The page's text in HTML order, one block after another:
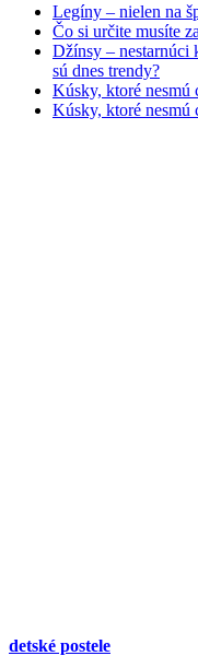
Legíny – nielen na
Čo si určite musíte
Džínsy – nestarnúci
sú dnes trendy?
Kúsky, ktoré nesmú
Kúsky, ktoré nesmú
detské postele